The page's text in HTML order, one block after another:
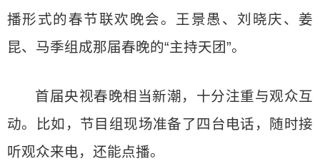
播形式的春节联欢晚会。王景愚、刘晓庆、姜
昆、马季组成那届春晚的“主持天团”。
首届央视春晚相当新潮，十分注重与观众互
动。比如，节目组现场准备了四台电话，随时接
听观众来电，还能点播。